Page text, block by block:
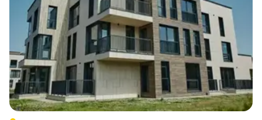
années
Ces dernières années, lesprix de l'immobilier neuf à
Croix ont connu une hausse de 15 à 20 %. Cette
augmentation reflète l'attractivité croissante de la ville et
ses projets d'urbanisation ambitieux.
Une forte demande locative et des
quartiers en développement